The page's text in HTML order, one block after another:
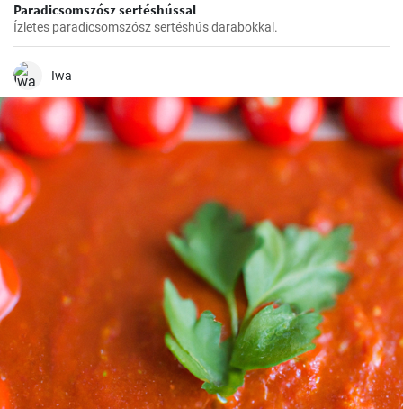
Paradicsomszósz sertéshússal
Ízletes paradicsomszósz sertéshús darabokkal.
Iwa